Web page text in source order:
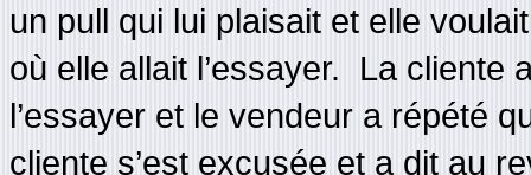
un pull qui lui plaisait et elle
où elle allait l’essayer. La cliente
l’essayer et le vendeur a répété
cliente s’est excusée et a dit au